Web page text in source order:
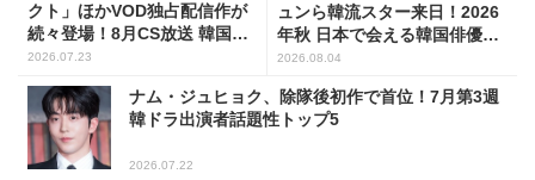
クト」ほかVOD独占配信作が
続々登場！8月CS放送 韓国ド
ラマ(全66選)
2026.07.23
ュンら韓流スター来日！2026
年秋 日本で会える韓国俳優10
人
2026.08.04
ナム・ジュヒョク、除隊後初作で首位！7月第3週
韓ドラ出演者話題性トップ5
2026.07.22